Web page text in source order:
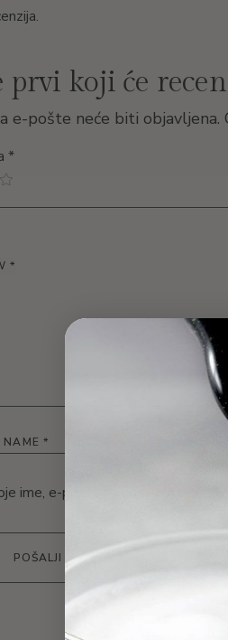
prvi koji će
e-pošte neće biti objavljena.
*
ime, e-poštu i web-stranicu u
POŠALJI